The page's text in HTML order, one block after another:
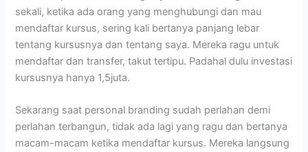
sekali, ketika ada orang yang menghubungi dan mau
mendaftar kursus, sering kali bertanya panjang lebar
tentang kursusnya dan tentang saya. Mereka ragu untuk
mendaftar dan transfer, takut tertipu. Padahal dulu investasi
kursusnya hanya 1,5juta.
Sekarang saat personal branding sudah perlahan demi
perlahan terbangun, tidak ada lagi yang ragu dan bertanya
macam-macam ketika mendaftar kursus. Mereka langsung